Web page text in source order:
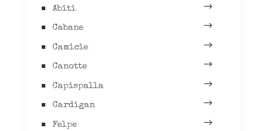
Abiti
Cabane
Camicie
Canotte
Capispalla
Cardigan
Felpe